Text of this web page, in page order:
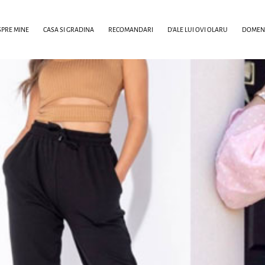
MINE CASA SI GRADINA RECOMANDARI D’ALE LUI OVI OLARU